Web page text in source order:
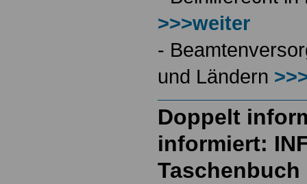
>>>weiter
-
und Ländern
Doppelt
informiert:
Taschenbuch